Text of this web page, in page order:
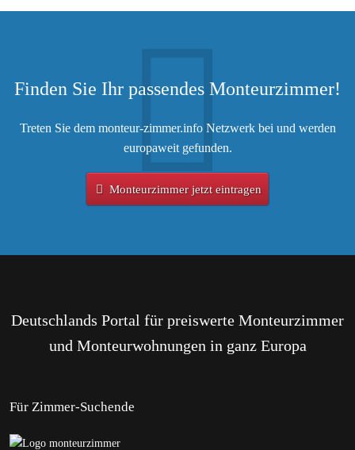
Finden Sie Ihr passendes Monteurzimmer!
Treten Sie dem monteur-zimmer.info Netzwerk bei und werden
europaweit gefunden.
Monteurzimmer jetzt eintragen
Deutschlands Portal für preiswerte Monteurzimmer
und Monteurwohnungen in ganz Europa
Für Zimmer-Suchende